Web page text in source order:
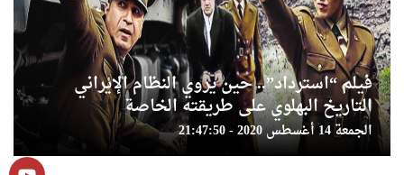
فيلم “استرداد”.. حين يروي النظام الإيراني
التاريخ البهلوي على طريقته الخاصة
الجمعة 14 أغسطس 2020 - 21:47:50